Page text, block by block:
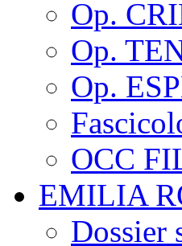
Op.
Op.
Op.
OCC
EMILIA
Dossier